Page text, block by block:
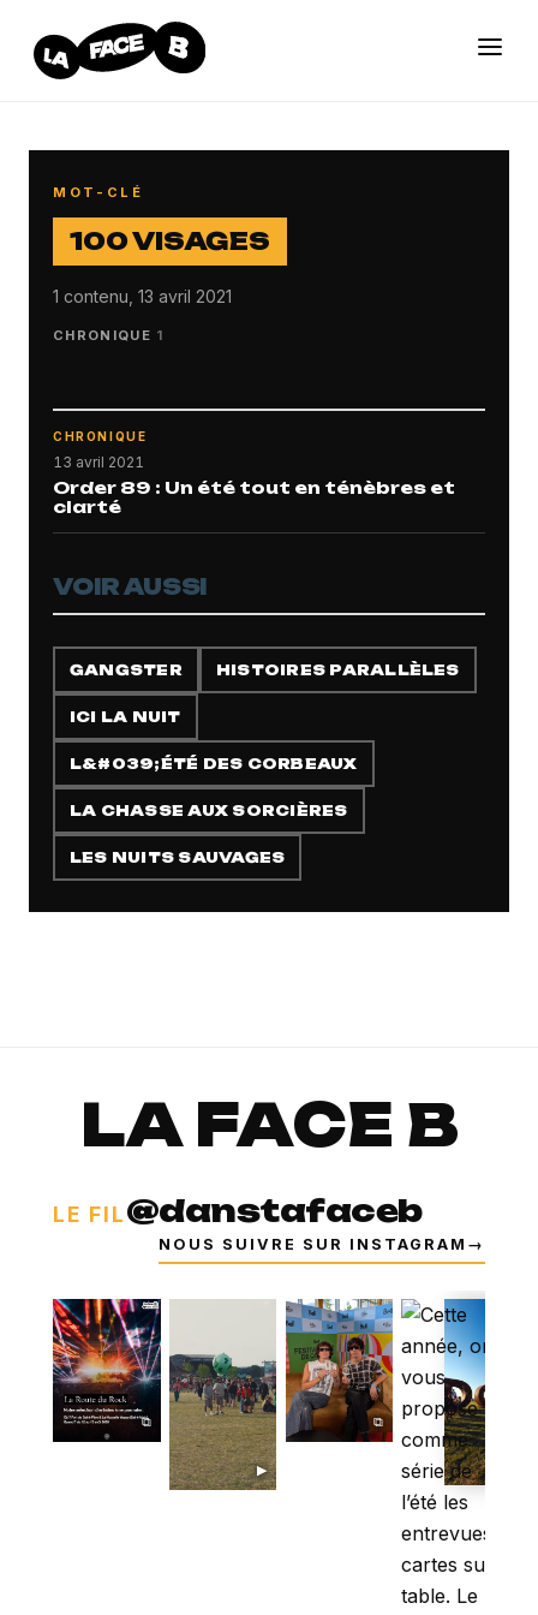
MOT-CLÉ
100 VISAGES
1 contenu, 13 avril 2021
CHRONIQUE 1
13 avril 2021
CHRONIQUE
Order 89 : Un été tout en ténèbres et
clarté
VOIR AUSSI
GANGSTER HISTOIRES PARALLÈLES
ICI LA NUIT
L&#039;ÉTÉ DES CORBEAUX
LA CHASSE AUX SORCIÈRES
LES NUITS SAUVAGES
LA FACE B
LE FIL@danstafaceb
NOUS SUIVRE SUR INSTAGRAM →
⧉
▶
⧉